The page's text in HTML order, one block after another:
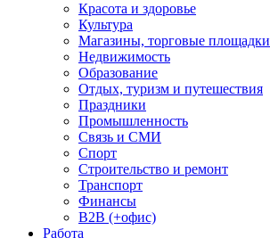
Красота и здоровье
Культура
Магазины, торговые площадки
Недвижимость
Образование
Отдых, туризм и путешествия
Праздники
Промышленность
Связь и СМИ
Спорт
Строительство и ремонт
Транспорт
Финансы
B2B (+офис)
Работа